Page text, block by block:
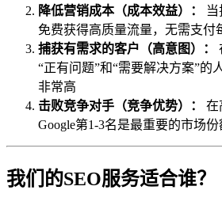
降低营销成本（成本效益）：
免费获得高质量流量，无需支付
捕获有需求的客户（高意图）：
“正有问题”和“需要解决方案”的
非常高
击败竞争对手（竞争优势）：
在
Google第1-3名是最重要的市场
我们的SEO服务适合谁？